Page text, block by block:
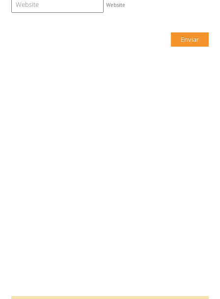
Website